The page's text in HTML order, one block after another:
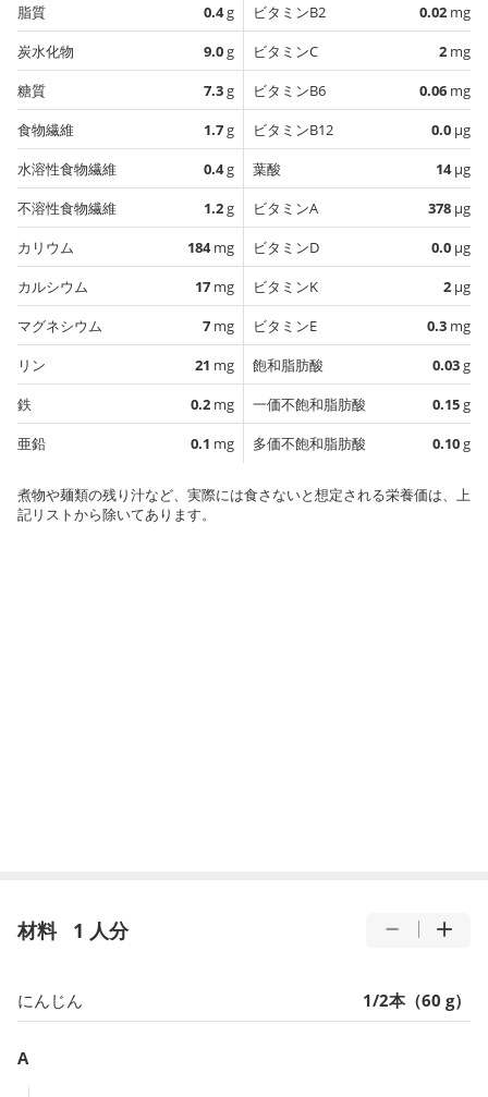
脂質
0.4g
炭水化物
9.0g
糖質
7.3g
食物繊維
1.7g
水溶性食物繊維
0.4g
不溶性食物繊維
1.2g
カリウム
184mg
カルシウム
17 mg
マグネシウム
7 mg
リン
21 mg
鉄
0.2 mg
亜鉛
0.1 mg
ビタミンB2
0.02 mg
ビタミンC
2 mg
ビタミンB6
0.06 mg
ビタミンB12
0.0 µg
葉酸
14µg
ビタミンA
378 µg
ビタミンD
0.0 µg
ビタミンK
2 µg
ビタミンE
0.3 mg
飽和脂肪酸
0.03g
一価不飽和脂肪酸
0.15g
多価不飽和脂肪酸
0.10g
煮物や麺類の残り汁など、実際には食さないと想定される栄養価は、上
記リストから除いてあります。
材料 1 人分
にんじん 1/2本（60 g）
A